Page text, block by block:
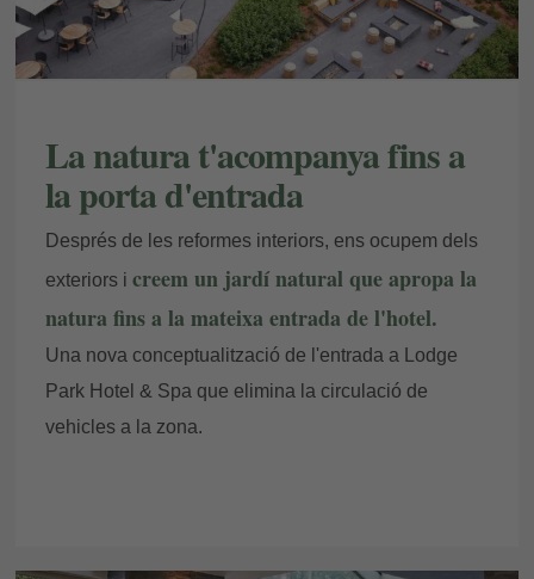
sensibilització sobre el seu ús responsable.
- Producció i consum responsables:
Promovem el
productes locals, minimitzem i monitoritzem residus,
apliquem criteris de producció sostenible i
col·laborem con entitats del territori per mitigar el
nostre impacte i protegir els recursos finits.
- Acció climàtica:Combatem l'emergència
climàtica reduint gasos d'efecte hivernacle
mitjançant la mobilitat sostenible i l'eficiència
energètica. Per frenar el canvi climàtic, mesurem i
- Salut i benestar:Garantim el benestar col·lectiu
La natura t'acompanya fins a
la porta d'entrada
Després de les reformes interiors, ens ocupem dels
exteriors i creem un jardí natural que apropa la
natura fins a la mateixa entrada de l'hotel.
Una nova conceptualització de l'entrada a Lodge
Park Hotel & Spa que elimina la circulació de
vehicles a la zona.